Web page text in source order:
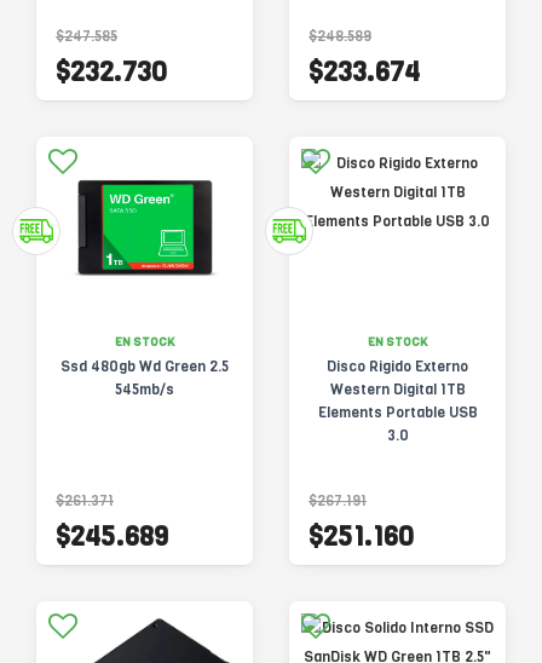
$247.585
$232.730
$248.589
$233.674
EN STOCK
Ssd 480gb Wd Green 2.5
545mb/s
$261.371
$245.689
EN STOCK
Disco Rigido Externo
Western Digital 1TB
Elements Portable USB
3.0
$267.191
$251.160